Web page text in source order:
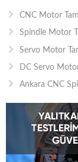
CNC Motor
Spindle Motor
Servo Motor
DC Servo
Ankara CNC